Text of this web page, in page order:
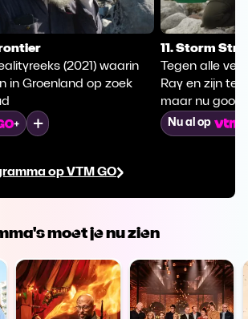
op VTM GO
(2021) waarin
in Groenland op zoek
11. Storm
Tegen alle
Ray en zijn
maar nu gooit
het eten.
Nu al op
moet je nu zien